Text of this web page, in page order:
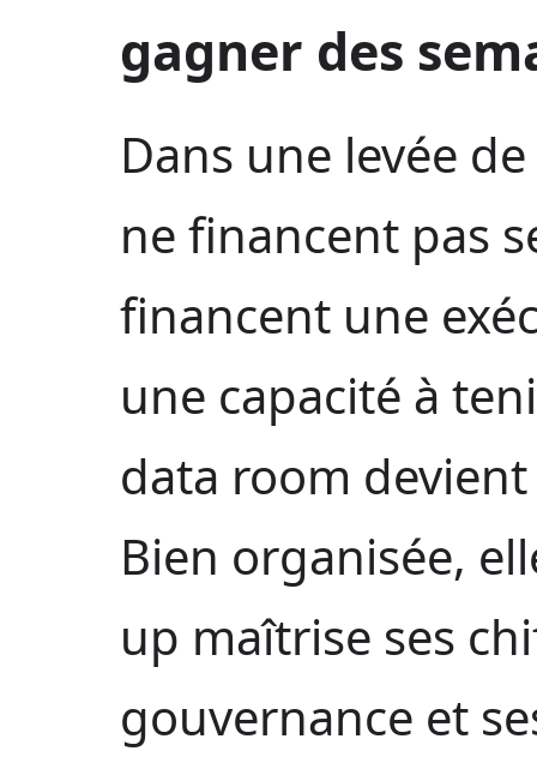
gagner des
Dans une levée
ne financent pas
financent une
une capacité à
data room
Bien organisée,
up maîtrise ses
gouvernance et